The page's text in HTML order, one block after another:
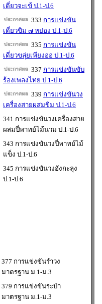
เดี่ยวจะเข้ ป.1-ป.6
333 การแข่งขัน
เดี่ยวขิม ๗ หย่อง ป.1-ป.6
335 การแข่งขัน
เดี่ยวขลุ่ยเพียงออ ป.1-ป.6
337 การแข่งขันขับ
ร้องเพลงไทย ป.1-ป.6
339 การแข่งขันวง
เครื่องสายผสมขิม ป.1-ป.6
341 การแข่งขันวงเครื่องสาย
ผสมปี่พาทย์ไม้นวม ป.1-ป.6
343 การแข่งขันวงปี่พาทย์ไม้
แข็ง ป.1-ป.6
345 การแข่งขันวงอังกะลุง
ป.1-ป.6
377 การแข่งขันรำวง
มาตรฐาน ม.1-ม.3
379 การแข่งขันระบำ
มาตรฐาน ม.1-ม.3